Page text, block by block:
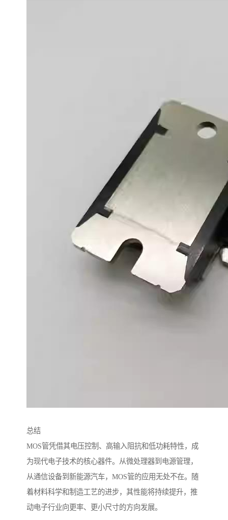
总结
MOS管凭借其电压控制、高输入阻抗和低功耗特性，成
为现代电子技术的核心器件。从微处理器到电源管理，
从通信设备到新能源汽车，MOS管的应用无处不在。随
着材料科学和制造工艺的进步，其性能将持续提升，推
动电子行业向更率、更小尺寸的方向发展。